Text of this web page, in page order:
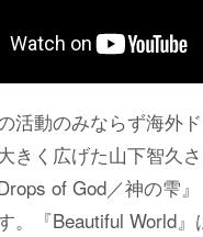
活動のみならず海外
きく広げた山下智久
of God／神の雫
。『Beautiful World